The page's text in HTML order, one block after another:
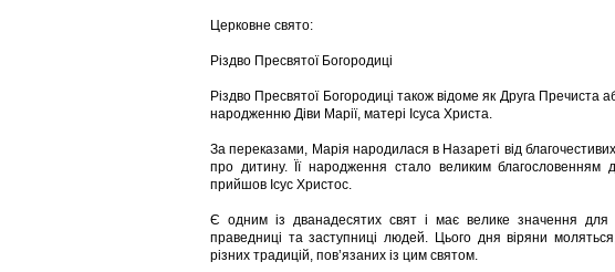
Церковне свято:
Різдво Пресвятої Богородиці
Різдво Пресвятої Богородиці також відоме як Друга Пречиста
народженню Діви Марії, матері Ісуса Христа.
За переказами, Марія народилася в Назареті від
про дитину. Її народження стало великим благословенням
прийшов Ісус Христос.
Є одним із дванадесятих свят і має велике значення для
праведниці та заступниці людей. Цього дня віряни
різних традицій, пов’язаних із цим святом.